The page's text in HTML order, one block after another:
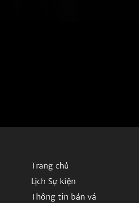
Trang chủ
Lịch Sự kiện
Thông tin bản vá